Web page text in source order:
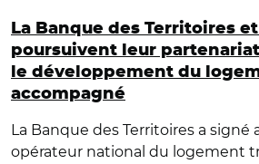
La Banque des Territoires
poursuivent leur
le développement du
accompagné
La Banque des Territoires a signé
opérateur national du logement